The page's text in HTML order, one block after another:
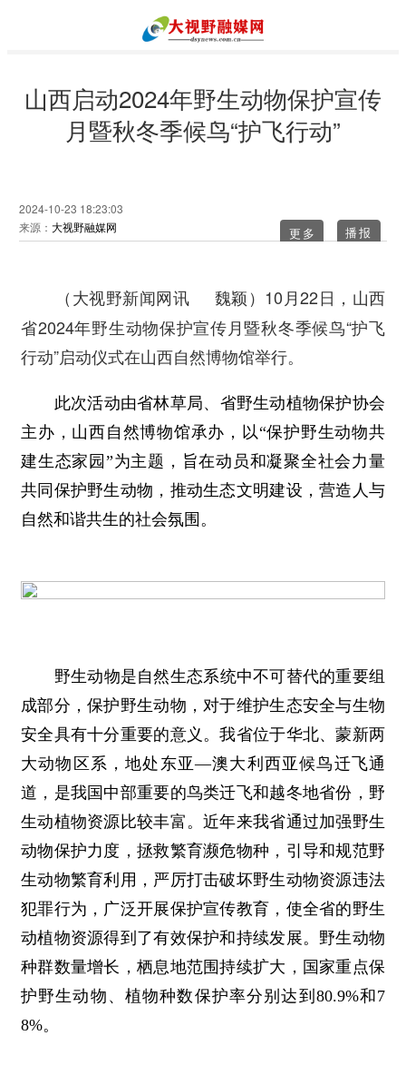
山西启动2024年野生动物保护宣传
月暨秋冬季候鸟“护飞行动”
2024-10-23 18:23:03
来源： 大视野融媒网 更多
（大视野新闻网讯 魏颖） 10月22日，山西
省2024年野生动物保护宣传月暨秋冬季候鸟“护飞
行动”启动仪式在山西自然博物馆举行。
此次活动由省林草局、省野生动植物保护协会
主办，山西自然博物馆承办，以“保护野生动物共
建生态家园”为主题，旨在动员和凝聚全社会力量
共同保护野生动物，推动生态文明建设，营造人与
自然和谐共生的社会氛围。
野生动物是自然生态系统中不可替代的重要组
成部分，保护野生动物，对于维护生态安全与生物
安全具有十分重要的意义。我省位于华北、蒙新两
大动物区系，地处东亚—澳大利西亚候鸟迁飞通
道，是我国中部重要的鸟类迁飞和越冬地省份，野
生动植物资源比较丰富。近年来我省通过加强野生
动物保护力度，拯救繁育濒危物种，引导和规范野
生动物繁育利用，严厉打击破坏野生动物资源违法
犯罪行为，广泛开展保护宣传教育，使全省的野生
动植物资源得到了有效保护和持续发展。野生动物
种群数量增长，栖息地范围持续扩大，国家重点保
护野生动物、植物种数保护率分别达到80.9%和7
8%。